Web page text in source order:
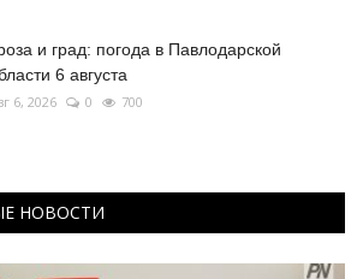
и град: погода в Павлодарской
6 августа
6, 2026 0 700
НОВОСТИ